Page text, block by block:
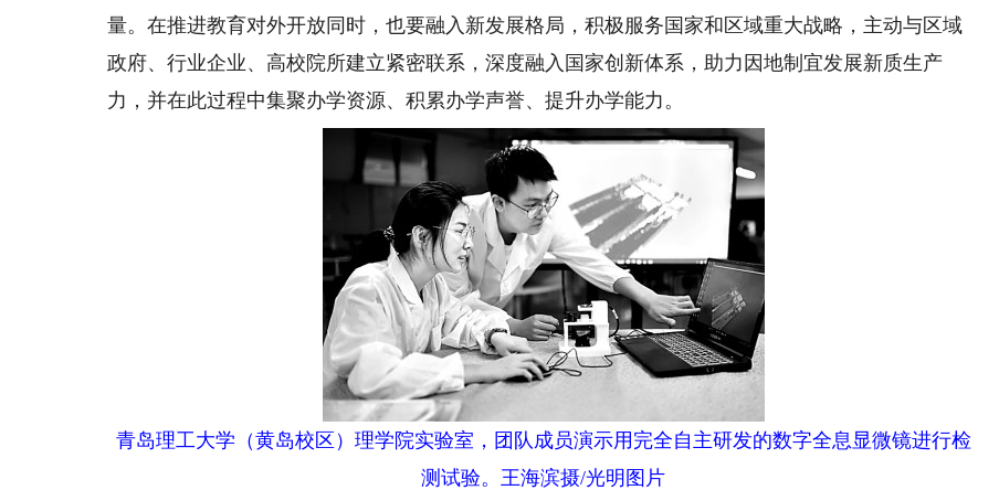
量。在推进教育对外开放同时，也要融入新发展格局，积极服务国家和区域重大战略，主动与区域
政府、行业企业、高校院所建立紧密联系，深度融入国家创新体系，助力因地制宜发展新质生产
力，并在此过程中集聚办学资源、积累办学声誉、提升办学能力。
青岛理工大学（黄岛校区）理学院实验室，团队成员演示用完全自主研发的数字全息显微镜进行检
测试验。王海滨摄/光明图片